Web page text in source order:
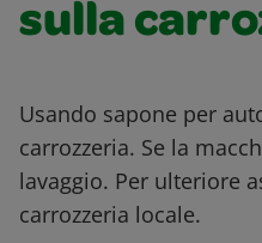
sulla
Usando sapone per
carrozzeria. Se la
lavaggio. Per ulteriore
carrozzeria locale.